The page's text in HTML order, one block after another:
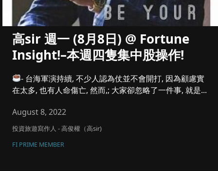
高sir 週一 (8月8日) @ Fortune
Insight!–本週四隻集中股操作!
- 台海軍演持續, 不少人認為仗並不會開打, 因為顧慮實
在太多, 也有人命傷亡, 然而,; 大家卻忽略了一件事, 就是...
August 8, 2022
投資旅遊寫作人 - 高俊權（高sir)
FI PRIME MEMBER